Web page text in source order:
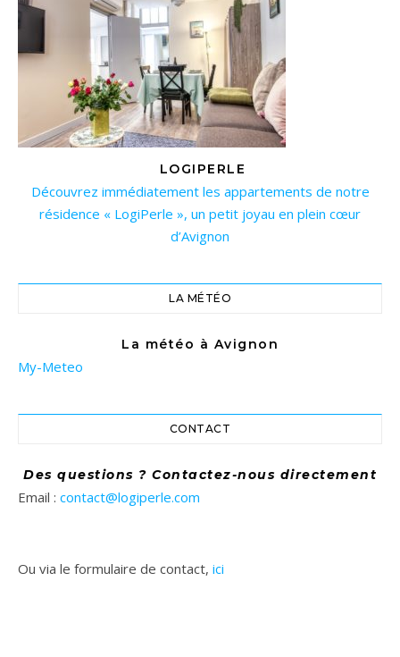
LOGIPERLE
Découvrez immédiatement les appartements de notre
résidence « LogiPerle », un petit joyau en plein cœur
d’Avignon
LA MÉTÉO
La météo à Avignon
My-Meteo
CONTACT
Des questions ? Contactez-nous directement
Email : contact@logiperle.com
Ou via le formulaire de contact, ici